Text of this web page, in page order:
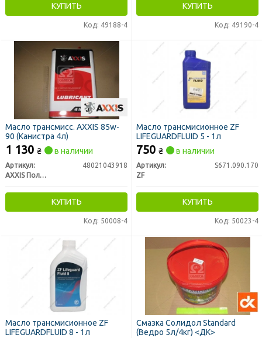
КУПИТЬ
Код: 49188-4
КУПИТЬ
Код: 49190-4
Масло трансмисс. AXXIS 85w-
90 (Канистра 4л)
1 130 ₴ в наличии
Артикул:
48021043918
AXXIS Польша
КУПИТЬ
Код: 50008-4
Масло трансмисионное ZF
LIFEGUARDFLUID 5 - 1л
750 ₴ в наличии
Артикул:
S671.090.170
ZF
КУПИТЬ
Код: 50023-4
Масло трансмисионное ZF
LIFEGUARDFLUID 8 - 1л
Смазка Солидол Standard
(Ведро 5л/4кг) <ДК>